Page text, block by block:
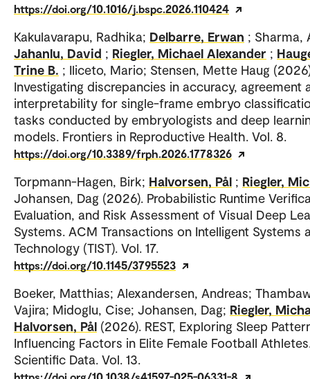
https://doi.org/10.1016/j.bspc.2026.110424
Kakulavarapu, Radhika; Delbarre, Erwan ; Sharma,
Jahanlu, David ; Riegler, Michael Alexander ;
Trine B. ; Iliceto, Mario; Stensen, Mette Haug
Investigating discrepancies in accuracy, agreement
interpretability for single-frame embryo
tasks conducted by embryologists and deep
models. Frontiers in Reproductive Health. Vol. 8.
https://doi.org/10.3389/frph.2026.1778326
Torpmann-Hagen, Birk; Halvorsen, Pål ; Riegler,
Johansen, Dag (2026). Probabilistic Runtime
Evaluation, and Risk Assessment of Visual Deep
Systems. ACM Transactions on Intelligent Systems
Technology (TIST). Vol. 17.
https://doi.org/10.1145/3795523
Boeker, Matthias; Alexandersen, Andreas;
Vajira; Midoglu, Cise; Johansen, Dag; Riegler,
Halvorsen, Pål (2026). REST, Exploring Sleep
Influencing Factors in Elite Female Football
Scientific Data. Vol. 13.
https://doi.org/10.1038/s41597-025-06331-8